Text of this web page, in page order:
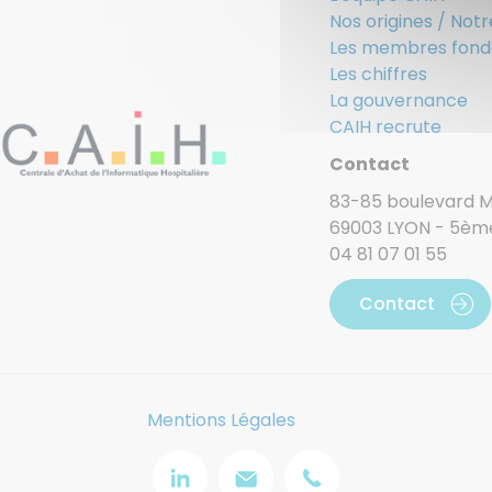
Nos origines /
Les membres
Les chiffres
La gouvernance
CAIH recrute
Contact
83-85 boulevard
69003 LYON -
04 81 07 01 55
Contact
Mentions Légales
Image
Image